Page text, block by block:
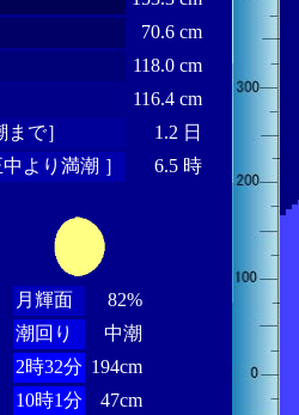
70.6 cm
118.0 cm
116.4 cm
で］
1.2 日
より満潮 ］
6.5 時
月輝面
82%
潮回り
中潮
2時32分 194cm
10時1分
47cm